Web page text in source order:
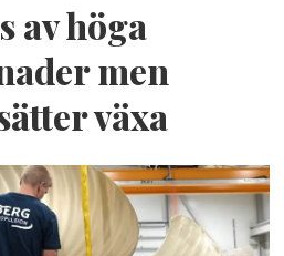
av höga
men
växa